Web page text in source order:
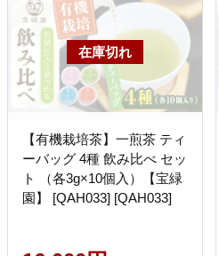
【有機栽培茶】一煎茶 ティ
ーバッグ 4種 飲み比べ セッ
ト （各3g×10個入）【宝緑
園】 [QAH033] [QAH033]